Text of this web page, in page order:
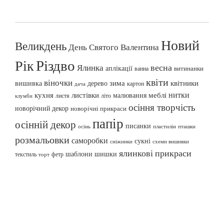
ВеликденьДень Святого ВалентинаНовий
РікРіздво Ялинка аплікації ванна весна витинанки
вишивка віночки дача дерево зима картон квіти квітники
клумби кухня листя листівки літо малювання меблі нитки
новорічний декор новорічні прикраси осіння творчість
осінній декор осінь папір писанки пластилін пташки
розмальовки саморобки сніжинки сукні схеми вишивки
текстиль торт фетр шаблони шишки ялинкові прикраси